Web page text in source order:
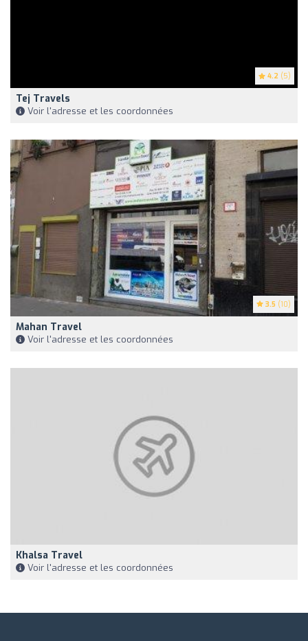
4.2 (5)
Tej Travels
Voir l'adresse et les coordonnées
3.5 (10)
Mahan Travel
Voir l'adresse et les coordonnées
Khalsa Travel
Voir l'adresse et les coordonnées